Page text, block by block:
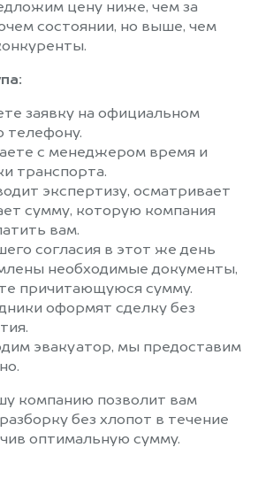
цену ниже, чем за
состоянии, но выше, чем
заявку на официальном
телефону.
с менеджером время и
транспорта.
экспертизу, осматривает
сумму, которую компания
вам.
согласия в этот же день
необходимые документы,
причитающуюся сумму.
оформят сделку без
эвакуатор, мы предоставим
компанию позволит вам
без хлопот в течение
оптимальную сумму.